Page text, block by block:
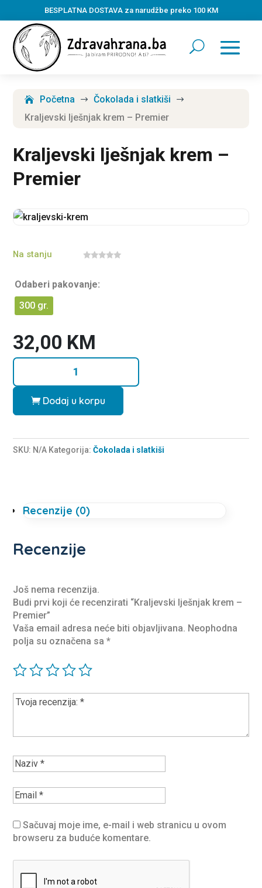
BESPLATNA DOSTAVA za narudžbe preko 100 KM
Početna $ Čokolada i slatkiši $
Kraljevski lješnjak krem – Premier
Kraljevski lješnjak krem –
Premier
Na stanju
t
Odaberi pakovanje:
300 gr.
32,00 KM
Kraljevski
lješnjak
krem
-
količina
Dodaj u korpu
SKU: N/A Kategorija:Čokolada i slatkiši
Recenzije (0)
Recenzije
Još nema recenzija.
Budi prvi koji će recenzirati “Kraljevski lješnjak krem –
Premier”
Vaša email adresa neće biti objavljivana. Neophodna
polja su označena sa*
Sačuvaj moje ime, e-mail i web stranicu u ovom
browseru za buduće komentare.